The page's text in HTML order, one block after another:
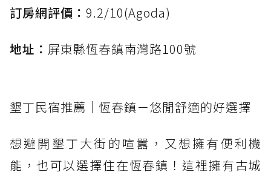
訂房網評價： 9.2/10(Agoda)
地址： 屏東縣恆春鎮南灣路100號
墾丁民宿推薦｜恆春鎮－悠閒舒適的好選擇
想避開墾丁大街的喧囂，又想擁有便利機
能，也可以選擇住在恆春鎮！這裡擁有古城